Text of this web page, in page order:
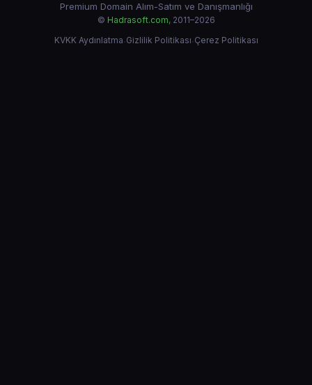
Premium Domain Alım-Satım ve Danışmanlığı
© Hadrasoft.com, 2011–2026
KVKK Aydınlatma·Gizlilik Politikası·Çerez Politikası